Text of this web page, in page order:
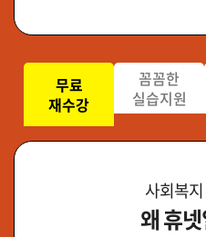
무료
재수강
꼼꼼한
실습지원
사회복
왜 휴